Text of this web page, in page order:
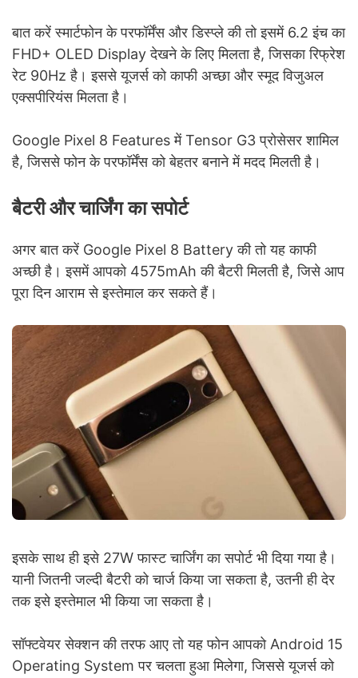
बात करें स्मार्टफोन के परफॉर्मेंस और डिस्प्ले की तो इसमें 6.2 इंच का
FHD+ OLED Display देखने के लिए मिलता है, जिसका रिफ्रेश
रेट 90Hz है। इससे यूजर्स को काफी अच्छा और स्मूद विजुअल
एक्सपीरियंस मिलता है।
Google Pixel 8 Features में Tensor G3 प्रोसेसर शामिल
है, जिससे फोन के परफॉर्मेंस को बेहतर बनाने में मदद मिलती है।
बैटरी और चार्जिंग का सपोर्ट
अगर बात करें Google Pixel 8 Battery की तो यह काफी
अच्छी है। इसमें आपको 4575mAh की बैटरी मिलती है, जिसे आप
पूरा दिन आराम से इस्तेमाल कर सकते हैं।
इसके साथ ही इसे 27W फास्ट चार्जिंग का सपोर्ट भी दिया गया है।
यानी जितनी जल्दी बैटरी को चार्ज किया जा सकता है, उतनी ही देर
तक इसे इस्तेमाल भी किया जा सकता है।
सॉफ्टवेयर सेक्शन की तरफ आए तो यह फोन आपको Android 15
Operating System पर चलता हुआ मिलेगा, जिससे यूजर्स को